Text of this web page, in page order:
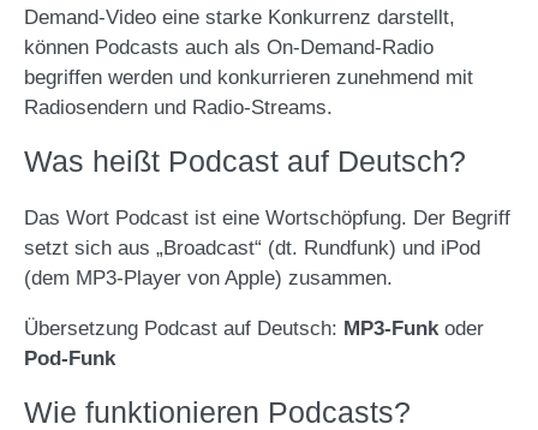
Demand-Video eine starke Konkurrenz darstellt,
können Podcasts auch als On-Demand-Radio
begriffen werden und konkurrieren zunehmend mit
Radiosendern und Radio-Streams.
Was heißt Podcast auf Deutsch?
Das Wort Podcast ist eine Wortschöpfung. Der Begriff
setzt sich aus „Broadcast“ (dt. Rundfunk) und iPod
(dem MP3-Player von Apple) zusammen.
Übersetzung Podcast auf Deutsch: MP3-Funkoder
Pod-Funk
Wie funktionieren Podcasts?